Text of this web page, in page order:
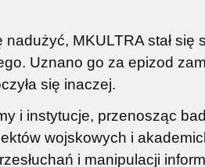
MKULTRA stał się
Uznano go za epizod
się inaczej.
i instytucje, przenosząc
wojskowych i
i manipulacji